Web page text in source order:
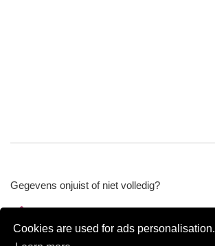
Cookies are used for ads personalisation.
Gegevens onjuist of niet volledig?